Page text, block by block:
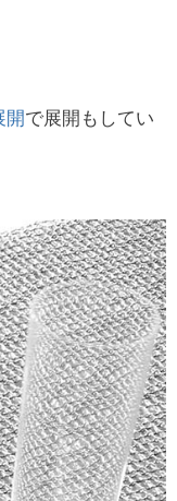
開で展開もしてい